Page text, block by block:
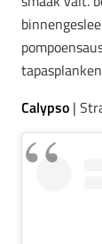
Calypso |